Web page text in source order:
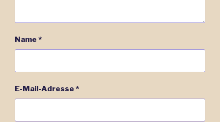
Name *
E-Mail-Adresse *